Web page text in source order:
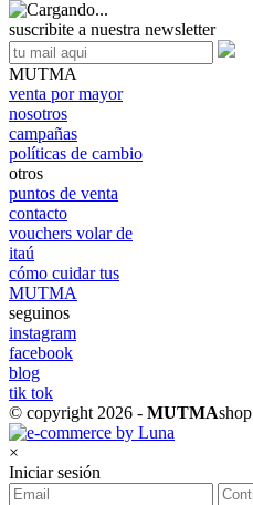
suscribite a nuestra newsletter
MUTMA
venta por mayor
nosotros
campañas
políticas de cambio
otros
puntos de venta
contacto
vouchers volar de
itaú
cómo cuidar tus
MUTMA
seguinos
instagram
facebook
blog
tik tok
© copyright 2026 - MUTMAshop
×
Iniciar sesión